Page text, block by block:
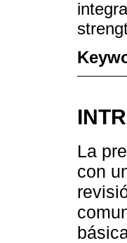
La
con